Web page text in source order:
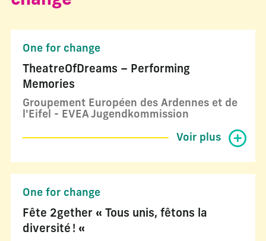
One for change
TheatreOfDreams – Performing
Memories
Groupement Européen des Ardennes et de
l'Eifel - EVEA Jugendkommission
Voir plus
One for change
Fête 2gether « Tous unis, fêtons la
diversité ! «